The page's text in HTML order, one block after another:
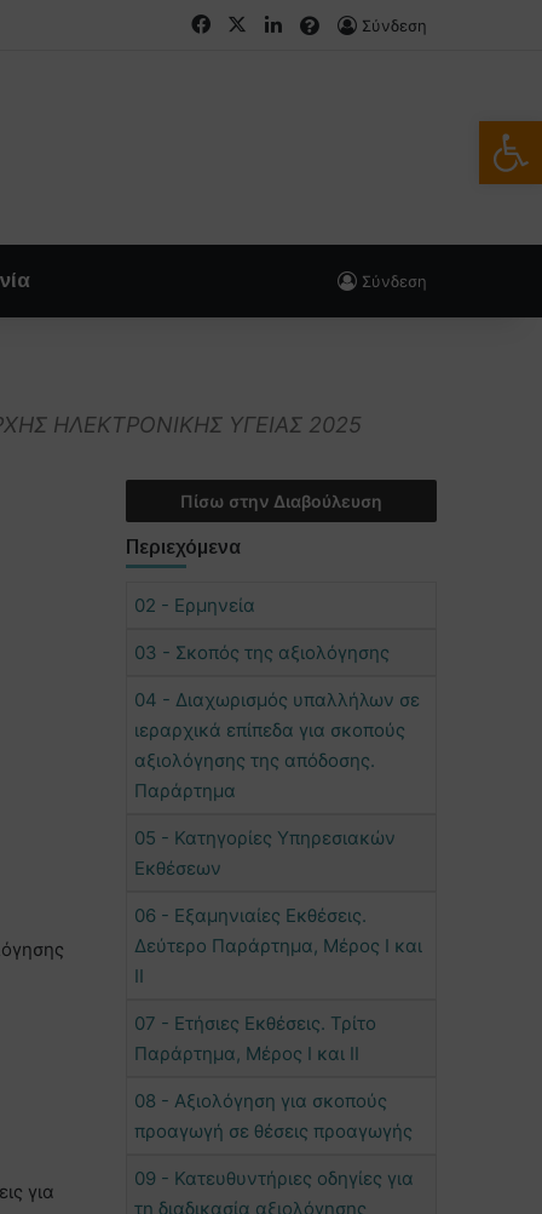
FacebookLinkedIn
FAQsΣύνδεση
Σύνδεση
ΗΛΕΚΤΡΟΝΙΚΗΣ ΥΓΕΙΑΣ 2025
για
Πίσω στην Διαβούλευση
Περιεχόμενα
02 - Ερμηνεία
03 - Σκοπός της αξιολόγησης
04 - Διαχωρισμός υπαλλήλων σε
ιεραρχικά επίπεδα για σκοπούς
αξιολόγησης της απόδοσης.
Παράρτημα
05 - Κατηγορίες Υπηρεσιακών
Εκθέσεων
06 - Εξαμηνιαίες Εκθέσεις.
Δεύτερο Παράρτημα, Μέρος Ι και
ΙΙ
07 - Ετήσιες Εκθέσεις. Τρίτο
Παράρτημα, Μέρος Ι και ΙΙ
08 - Αξιολόγηση για σκοπούς
προαγωγή σε θέσεις προαγωγής
09 - Κατευθυντήριες οδηγίες για
τη διαδικασία αξιολόγησης